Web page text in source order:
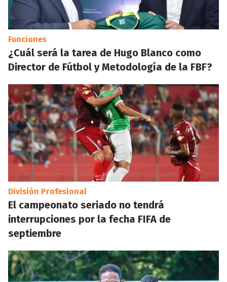
Funciones
¿Cuál será la tarea de Hugo Blanco como
Director de Fútbol y Metodología de la FBF?
División Profesional
El campeonato seriado no tendrá
interrupciones por la fecha FIFA de
septiembre